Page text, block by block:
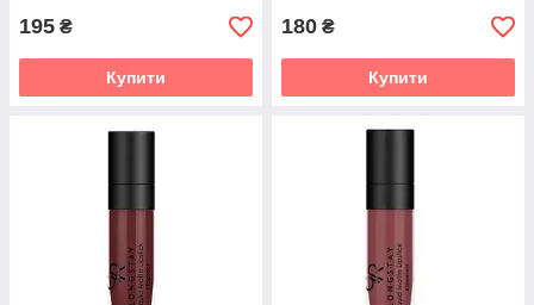
195 ₴
Купити
180 ₴
Купити